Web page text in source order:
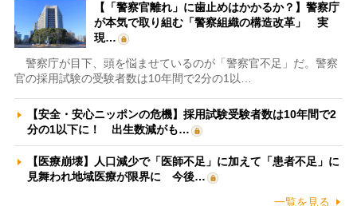
【「警察官離れ」に歯止めはかかるか？】警察庁
が本気で取り組む「警察組織の構造改革」 実
現…
警察庁が目下、頭を悩ませているのが「警察官不足」だ。警察
官の採用試験の受験者数は10年間で2分の1以…
【安全・安心ニッポンの危機】採用試験受験者数は10年間で2
分の1以下に！ 出生数減がも…
【医療崩壊】人口減少で「医師不足」に加えて「患者不足」に
見舞われ地域医療が限界に 今後…
一覧を見る